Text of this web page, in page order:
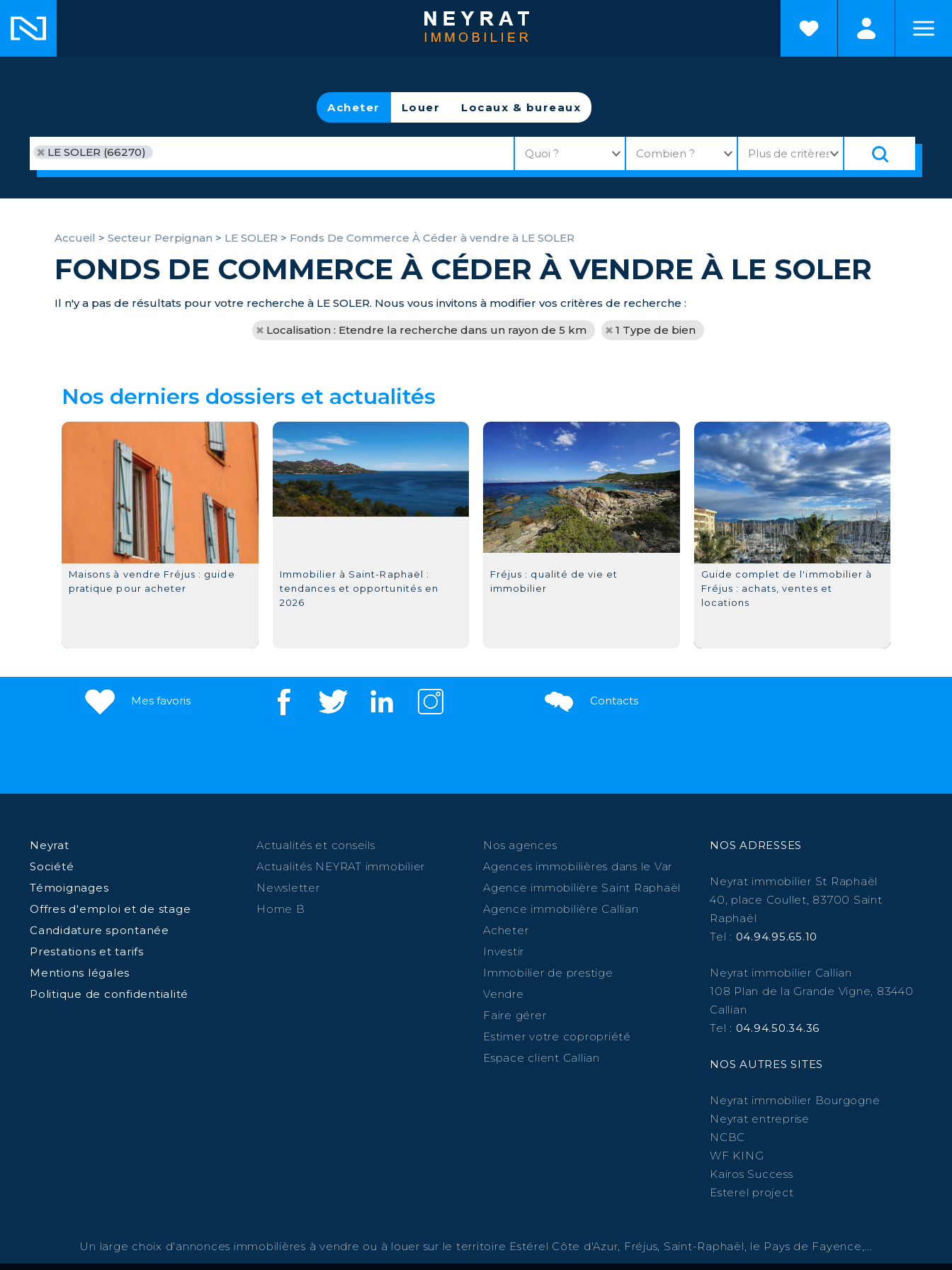
Acheter Louer Locaux & bureaux
LE SOLER (66270)
Accueil > Secteur Perpignan > LE SOLER > Fonds De Commerce À Céder à vendre à LE SOLER
FONDS DE COMMERCE À CÉDER À VENDRE À LE SOLER
Il n'y a pas de résultats pour votre recherche à LE SOLER. Nous vous invitons à modifier vos critères de recherche :
Localisation : Etendre la recherche dans un rayon de 5 km
1 Type de bien
Nos derniers dossiers et actualités
Maisons à vendre Fréjus : guide
pratique pour acheter
Immobilier à Saint-Raphaël :
tendances et opportunités en
2026
Fréjus : qualité de vie et
immobilier
Guide complet de l'immobilier à
Fréjus : achats, ventes et
locations
Mes favoris Contacts
Neyrat
Société
Témoignages
Offres d'emploi et de stage
Candidature spontanée
Prestations et tarifs
Mentions légales
Politique de confidentialité
Actualités et conseils
Actualités NEYRAT immobilier
Newsletter
Home B
Nos agences
Agences immobilières dans le Var
Agence immobilière Saint Raphaël
Agence immobilière Callian
Acheter
Investir
Immobilier de prestige
Vendre
Faire gérer
Estimer votre copropriété
Espace client Callian
NOS ADRESSES
Neyrat immobilier St Raphaël
40, place Coullet, 83700 Saint
Raphaël
Tel : 04.94.95.65.10
Neyrat immobilier Callian
108 Plan de la Grande Vigne, 83440
Callian
Tel : 04.94.50.34.36
NOS AUTRES SITES
Neyrat immobilier Bourgogne
Neyrat entreprise
NCBC
WF KING
Kairos Success
Esterel project
Un large choix d'annonces immobilières à vendre ou à louer sur le territoire Estérel Côte d'Azur, Fréjus, Saint-Raphaël, le Pays de Fayence,...